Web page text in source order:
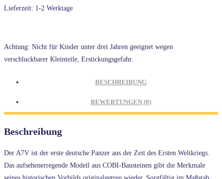
Lieferzeit: 1-2 Werktage
Achtung: Nicht für Kinder unter drei Jahren geeignet wegen
verschluckbarer Kleinteile, Erstickungsgefahr.
BESCHREIBUNG
BEWERTUNGEN (0)
Beschreibung
Der A7V ist der erste deutsche Panzer aus der Zeit des Ersten Weltkriegs.
Das aufsehenerregende Modell aus COBI-Bausteinen gibt die Merkmale